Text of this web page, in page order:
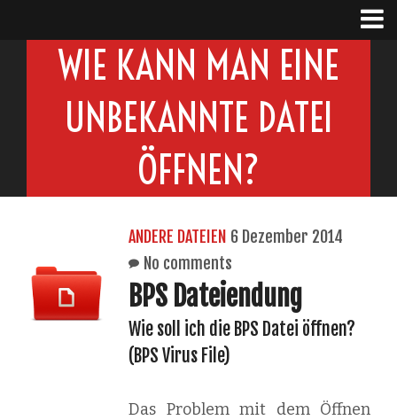
WIE KANN MAN EINE
UNBEKANNTE DATEI
ÖFFNEN?
ANDERE DATEIEN 6 Dezember 2014
No comments
BPS Dateiendung
Wie soll ich die BPS Datei öffnen?
(BPS Virus File)
Das Problem mit dem Öffnen